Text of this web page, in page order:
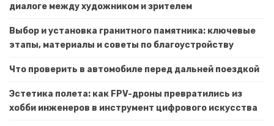
диалоге между художником и зрителем
Выбор и установка гранитного памятника: ключевые
этапы, материалы и советы по благоустройству
Что проверить в автомобиле перед дальней поездкой
Эстетика полета: как FPV-дроны превратились из
хобби инженеров в инструмент цифрового искусства